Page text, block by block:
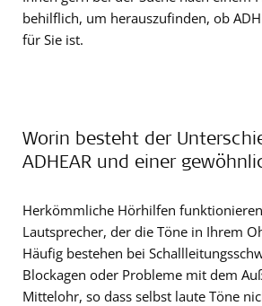
behilflich, um herauszufinden, ob
für Sie ist.
Worin besteht der
ADHEAR und einer
Herkömmliche Hörhilfen
Lautsprecher, der die Töne in Ihrem
Häufig bestehen bei
Blockagen oder Probleme mit dem
Mittelohr, so dass selbst laute Töne